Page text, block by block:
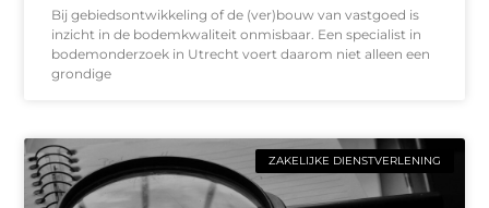
Bij gebiedsontwikkeling of de (ver)bouw van vastgoed is
inzicht in de bodemkwaliteit onmisbaar. Een specialist in
bodemonderzoek in Utrecht voert daarom niet alleen een
grondige
ZAKELIJKE DIENSTVERLENING